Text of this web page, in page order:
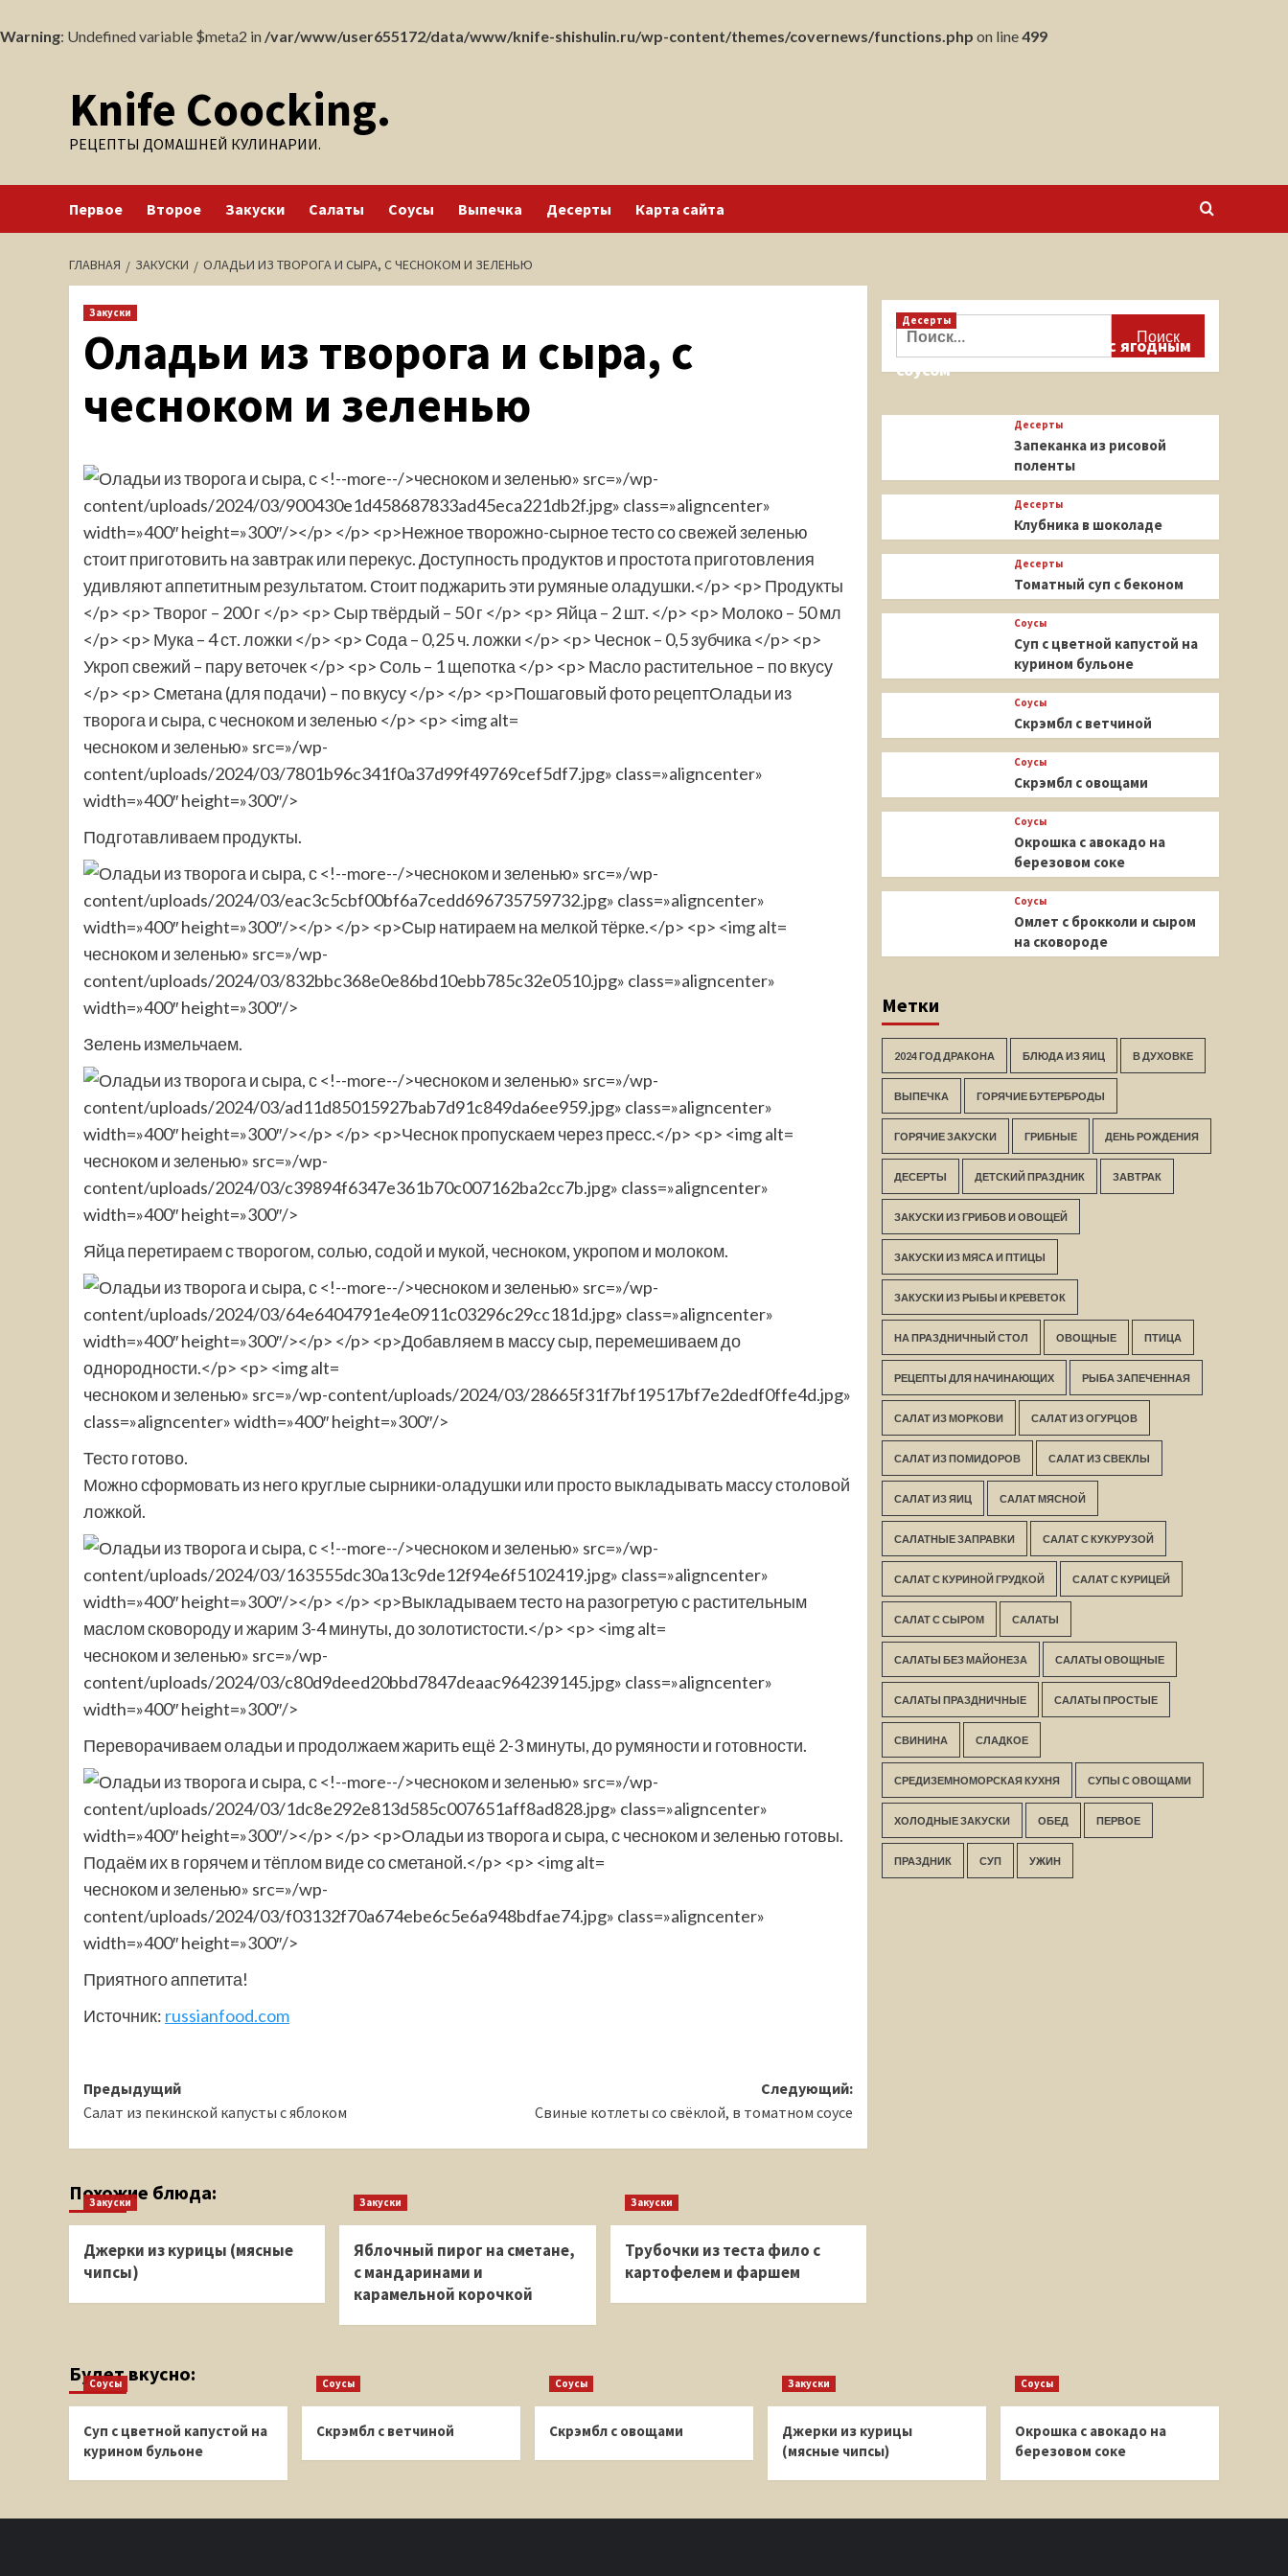
Warning: Undefined variable $meta2 in /var/www/user655172/data/www/knife-shishulin.ru/wp-content/themes/covernews/functions.php on line499
содержимомуKnife Coocking.
РЕЦЕПТЫ ДОМАШНЕЙ КУЛИНАРИИ.
Первое Второе Закуски Салаты Соусы Выпечка Десерты Карта сайта
ГЛАВНАЯ ЗАКУСКИ ОЛАДЬИ ИЗ ТВОРОГА И СЫРА, С ЧЕСНОКОМ И ЗЕЛЕНЬЮ
Закуски
Оладьи из творога и сыра, с
чесноком и зеленью
чесноком и зеленью» src=»/wp-
content/uploads/2024/03/7801b96c341f0a37d99f49769cef5df7.jpg» class=»aligncenter»
width=»400″ height=»300″/>
Подготавливаем продукты.
чесноком и зеленью» src=»/wp-
content/uploads/2024/03/832bbc368e0e86bd10ebb785c32e0510.jpg» class=»aligncenter»
width=»400″ height=»300″/>
Зелень измельчаем.
чесноком и зеленью» src=»/wp-
content/uploads/2024/03/c39894f6347e361b70c007162ba2cc7b.jpg» class=»aligncenter»
width=»400″ height=»300″/>
Яйца перетираем с творогом, солью, содой и мукой, чесноком, укропом и молоком.
чесноком и зеленью» src=»/wp-content/uploads/2024/03/28665f31f7bf19517bf7e2dedf0ffe4d.jpg»
class=»aligncenter» width=»400″ height=»300″/>
Тесто готово.
Можно сформовать из него круглые сырники-оладушки или просто выкладывать массу столовой
ложкой.
чесноком и зеленью» src=»/wp-
content/uploads/2024/03/c80d9deed20bbd7847deaac964239145.jpg» class=»aligncenter»
width=»400″ height=»300″/>
Переворачиваем оладьи и продолжаем жарить ещё 2-3 минуты, до румяности и готовности.
чесноком и зеленью» src=»/wp-
content/uploads/2024/03/f03132f70a674ebe6c5e6a948bdfae74.jpg» class=»aligncenter»
width=»400″ height=»300″/>
Приятного аппетита!
Источник: russianfood.com
Навигация
записи
Предыдущий
Салат из пекинской капусты с яблоком
Следующий:
Свиные котлеты со свёклой, в томатном соусе
Похожие блюда:
Закуски
Джерки из курицы (мясные
чипсы)
Закуски
Яблочный пирог на сметане,
с мандаринами и
карамельной корочкой
Закуски
Трубочки из теста фило с
картофелем и фаршем
Найти:
Десерты
Кекс на миндальной муке с ягодным
соусом
Десерты
Запеканка из рисовой
поленты
Десерты
Клубника в шоколаде
Десерты
Томатный суп с беконом
Соусы
Суп с цветной капустой на
курином бульоне
Соусы
Скрэмбл с ветчиной
Соусы
Скрэмбл с овощами
Соусы
Окрошка с авокадо на
березовом соке
Соусы
Омлет с брокколи и сыром
на сковороде
Метки
2024 ГОД ДРАКОНА БЛЮДА ИЗ ЯИЦ В ДУХОВКЕ
ВЫПЕЧКА ГОРЯЧИЕ БУТЕРБРОДЫ
ГОРЯЧИЕ ЗАКУСКИ ГРИБНЫЕ ДЕНЬ РОЖДЕНИЯ
ДЕСЕРТЫ ДЕТСКИЙ ПРАЗДНИК ЗАВТРАК
ЗАКУСКИ ИЗ ГРИБОВ И ОВОЩЕЙ
ЗАКУСКИ ИЗ МЯСА И ПТИЦЫ
ЗАКУСКИ ИЗ РЫБЫ И КРЕВЕТОК
НА ПРАЗДНИЧНЫЙ СТОЛ ОВОЩНЫЕ ПТИЦА
РЕЦЕПТЫ ДЛЯ НАЧИНАЮЩИХ РЫБА ЗАПЕЧЕННАЯ
САЛАТ ИЗ МОРКОВИ САЛАТ ИЗ ОГУРЦОВ
САЛАТ ИЗ ПОМИДОРОВ САЛАТ ИЗ СВЕКЛЫ
САЛАТ ИЗ ЯИЦ САЛАТ МЯСНОЙ
САЛАТНЫЕ ЗАПРАВКИ САЛАТ С КУКУРУЗОЙ
САЛАТ С КУРИНОЙ ГРУДКОЙ САЛАТ С КУРИЦЕЙ
САЛАТ С СЫРОМ САЛАТЫ
САЛАТЫ БЕЗ МАЙОНЕЗА САЛАТЫ ОВОЩНЫЕ
САЛАТЫ ПРАЗДНИЧНЫЕ САЛАТЫ ПРОСТЫЕ
СВИНИНА СЛАДКОЕ
СРЕДИЗЕМНОМОРСКАЯ КУХНЯ СУПЫ С ОВОЩАМИ
ХОЛОДНЫЕ ЗАКУСКИ ОБЕД ПЕРВОЕ
ПРАЗДНИК СУП УЖИН
Будет вкусно:
Соусы
Суп с цветной капустой на
курином бульоне
Соусы
Скрэмбл с ветчиной
Соусы
Скрэмбл с овощами
Закуски
Джерки из курицы
(мясные чипсы)
Соусы
Окрошка с авокадо на
березовом соке